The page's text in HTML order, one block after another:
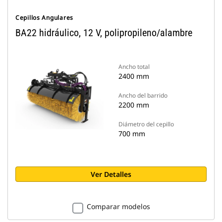
Cepillos Angulares
BA22 hidráulico, 12 V, polipropileno/alambre
Ancho total
2400 mm
Ancho del barrido
2200 mm
Diámetro del cepillo
700 mm
Ver Detalles
Comparar modelos